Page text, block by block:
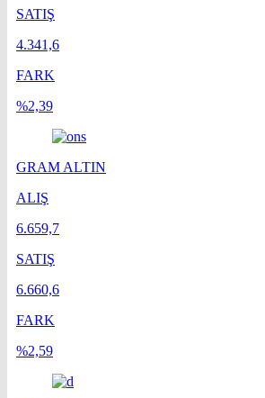
SATIŞ
4.341,6
FARK
%2,39
GRAM ALTIN
ALIŞ
6.659,7
SATIŞ
6.660,6
FARK
%2,59